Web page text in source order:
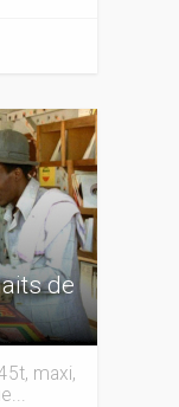
de
maxi,